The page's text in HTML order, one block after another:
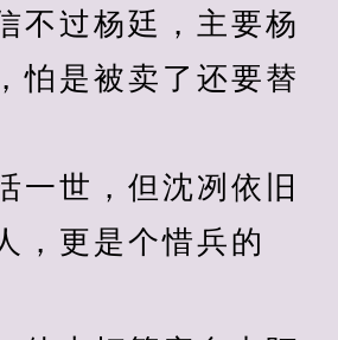
过杨廷，主要杨
怕是被卖了还要替
世，但沈冽依旧
，更是个惜兵的